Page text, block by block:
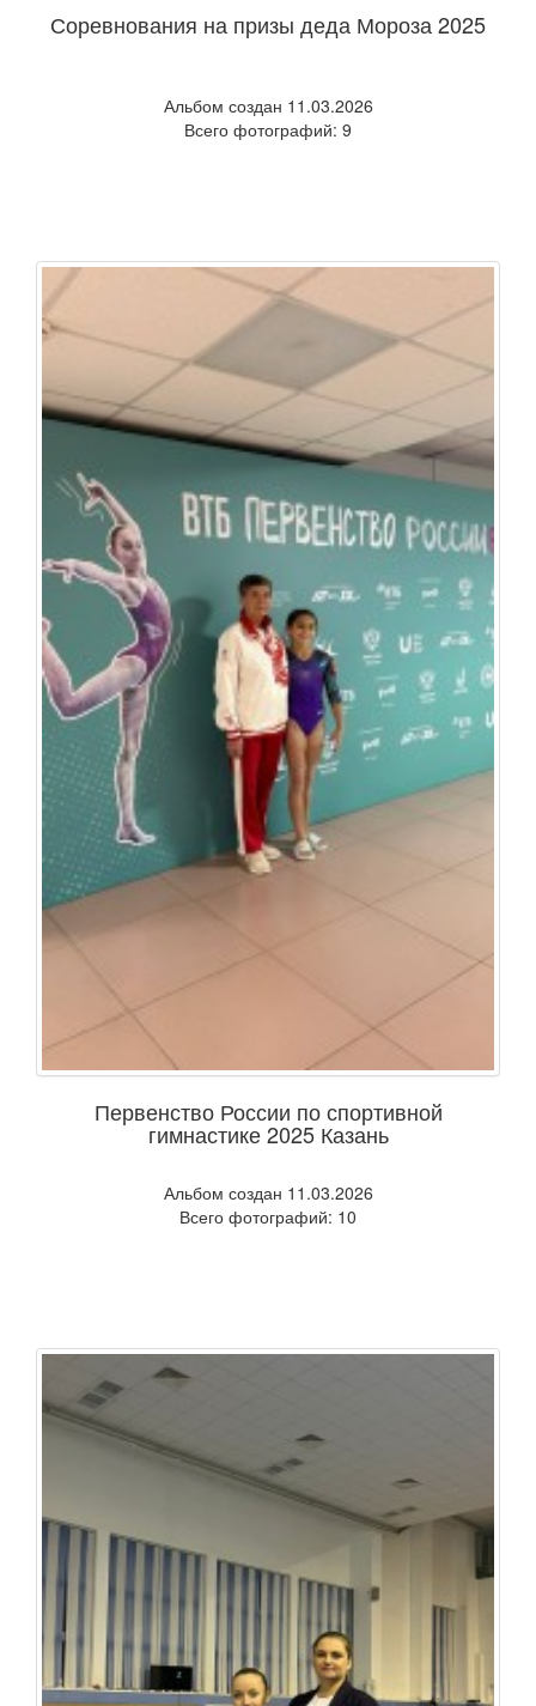
Соревнования на призы деда Мороза 2025
Альбом создан 11.03.2026
Всего фотографий: 9
Первенство России по спортивной
гимнастике 2025 Казань
Альбом создан 11.03.2026
Всего фотографий: 10